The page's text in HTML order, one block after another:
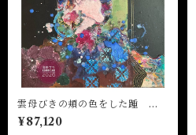
雲母びきの頬の色をした踵
作：浅野サキ
¥87,120